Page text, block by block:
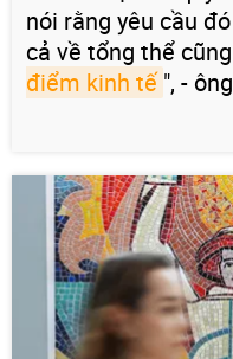
nói rằng yêu cầu
cả về tổng thể
điểm kinh tế ", -